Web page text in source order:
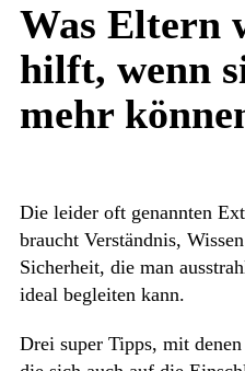
Was Eltern
hilft, wenn
mehr
Die leider oft genannten
braucht Verständnis,
Sicherheit, die man
ideal begleiten kann.
Drei super Tipps, mit